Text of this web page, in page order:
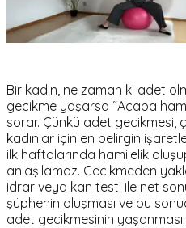
Bir kadın, ne zaman ki adet
gecikme yaşarsa “Acaba
sorar. Çünkü adet gecikmesi,
kadınlar için en belirgin
ilk haftalarında hamilelik
anlaşılamaz. Gecikmeden
idrar veya kan testi ile net
şüphenin oluşması ve bu
adet gecikmesinin